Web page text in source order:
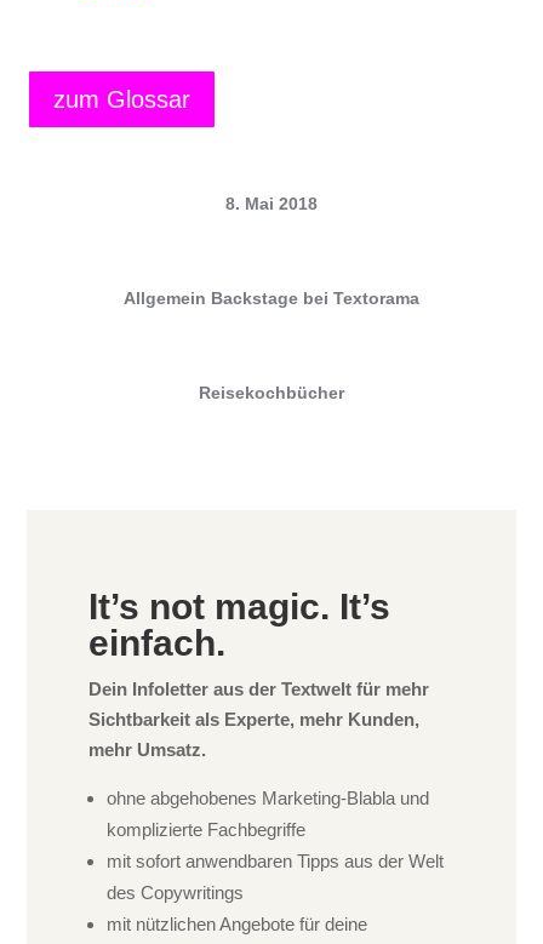
zum Glossar
8. Mai 2018
Allgemein Backstage bei Textorama
Reisekochbücher
It’s not magic. It’s
einfach.
Dein Infoletter aus der Textwelt für mehr
Sichtbarkeit als Experte, mehr Kunden,
mehr Umsatz.
ohne abgehobenes Marketing-Blabla und
komplizierte Fachbegriffe
mit sofort anwendbaren Tipps aus der Welt
des Copywritings
mit nützlichen Angebote für deine